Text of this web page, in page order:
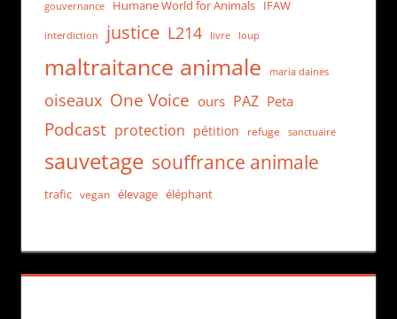
gouvernance Humane World for Animals IFAW
interdiction justice L214 livre loup
maltraitance animale maria daines
oiseaux One Voice ours PAZ Peta
Podcast protection pétition refuge sanctuaire
sauvetage souffrance animale
trafic vegan élevage éléphant